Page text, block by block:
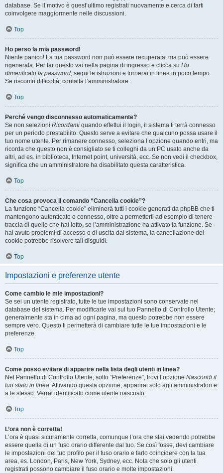
database. Se il motivo è quest’ultimo registrati nuovamente e cerca di farti
coinvolgere maggiormente nelle discussioni.
Top
Ho perso la mia password!
Niente panico! La tua password non può essere recuperata, ma può essere
rigenerata. Per far questo vai nella pagina di ingresso e clicca su Ho
dimenticato la password, segui le istruzioni e tornerai in linea in poco tempo.
Se riscontri difficoltà, contatta l’amministratore.
Top
Perché vengo disconnesso automaticamente?
Se non selezioni Ricordami quando effettui il login, il sistema ti terrà connesso
per un periodo prestabilito. Questo serve a evitare che qualcuno possa usare il
tuo nome utente. Per rimanere connesso, seleziona l’opzione quando entri, ma
ricorda che questo non è consigliato se ti colleghi da un PC usato anche da
altri, ad es. in biblioteca, Internet point, università, ecc. Se non vedi il checkbox,
significa che un amministratore ha disabilitato questa caratteristica.
Top
Che cosa provoca il comando “Cancella cookie”?
La funzione “Cancella cookie” eliminerà tutti i cookie generati da phpBB che ti
mantengono autenticato e connesso, oltre a permetterti ad esempio di tenere
traccia di quello che hai letto, se l’amministrazione ha attivato la funzione. Se
hai avuto problemi di accesso o di uscita dal sistema, la cancellazione dei
cookie potrebbe risolvere tali disguidi.
Top
Impostazioni e preferenze utente
Come cambio le mie impostazioni?
Se sei un utente registrato, tutte le tue impostazioni sono conservate nel
database del sistema. Per modificarle vai sul tuo Pannello di Controllo Utente;
generalmente sta in cima ad ogni pagina, ma questo potrebbe non essere
sempre vero. Questo ti permetterà di cambiare tutte le tue impostazioni e le
preferenze.
Top
Come posso evitare di apparire nella lista degli utenti in linea?
Nel Pannello di Controllo Utente, sotto “Preferenze”, trovi l’opzione Nascondi il
tuo stato in linea. Attivando questa opzione, apparirai solo agli amministratori e
a te stesso. Verrai identificato come utente nascosto.
Top
L’ora non è corretta!
L’ora è quasi sicuramente corretta, comunque l’ora che stai vedendo potrebbe
essere quella di un fuso orario differente dal tuo. Se così fosse, devi cambiare
le impostazioni del tuo profilo per il fuso orario e farlo coincidere con la tua
area, es. London, Paris, New York, Sydney, ecc. Nota che solo gli utenti
registrati possono cambiare il fuso orario e molte impostazioni.